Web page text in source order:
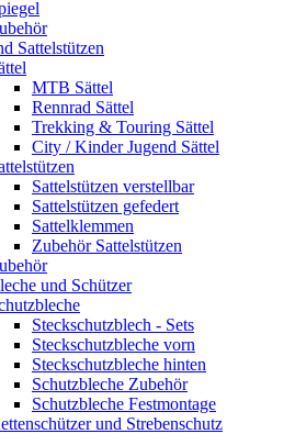
Sattelstützen
MTB Sättel
Rennrad Sättel
Trekking & Touring Sättel
City / Kinder Jugend Sättel
Sattelstützen verstellbar
Sattelstützen gefedert
Sattelklemmen
Zubehör Sattelstützen
und Schützer
Steckschutzblech - Sets
Steckschutzbleche vorn
Steckschutzbleche hinten
Schutzbleche Zubehör
Schutzbleche Festmontage
und Strebenschutz